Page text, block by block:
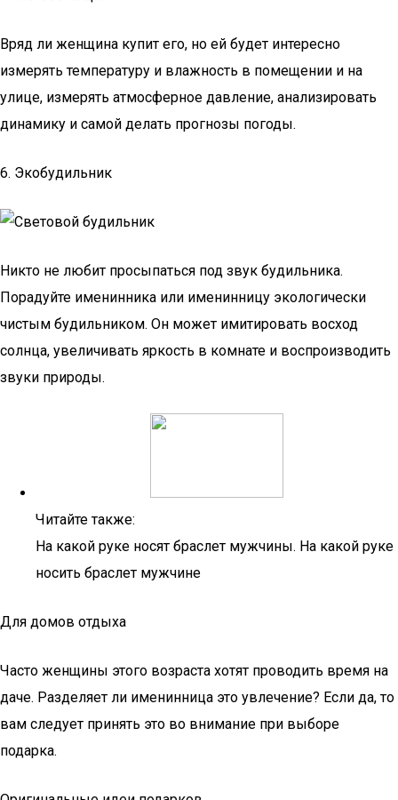
Вряд ли женщина купит его, но ей будет интересно
измерять температуру и влажность в помещении и на
улице, измерять атмосферное давление, анализировать
динамику и самой делать прогнозы погоды.
6. Экобудильник
Никто не любит просыпаться под звук будильника.
Порадуйте именинника или именинницу экологически
чистым будильником. Он может имитировать восход
солнца, увеличивать яркость в комнате и воспроизводить
звуки природы.
Читайте также:
На какой руке носят браслет мужчины. На какой руке
носить браслет мужчине
Для домов отдыха
Часто женщины этого возраста хотят проводить время на
даче. Разделяет ли именинница это увлечение? Если да, то
вам следует принять это во внимание при выборе
подарка.